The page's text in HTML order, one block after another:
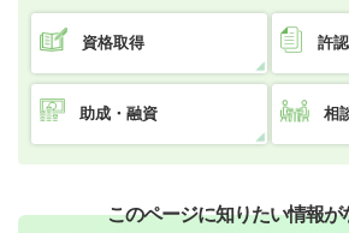
資格取得 許
助成・融資 相
このページに知りたい情報が